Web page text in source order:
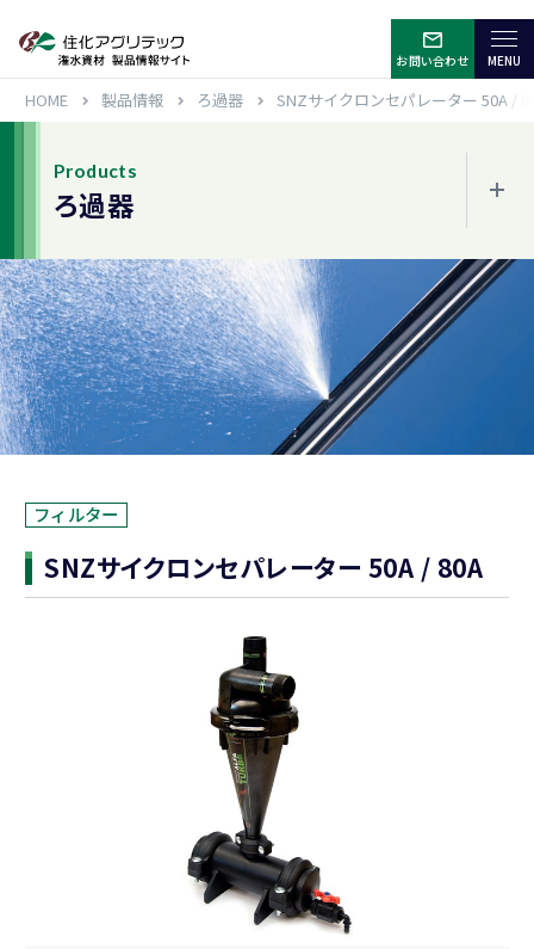
お問い合わせ
HOME 製品情報 ろ過器 SNZサイクロンセパレーター 50A /
Products
ろ過器
フィルター
SNZサイクロンセパレーター 50A / 80A
ジャンルから選ぶ
噴霧散水
水平散水
点滴潅水
サイド・頭上潅水
ろ過器
液肥混入器
自動潅水／施肥システム